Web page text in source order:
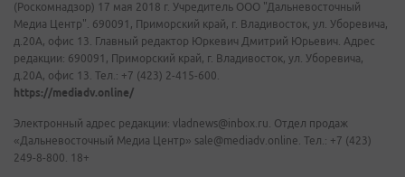
(Роскомнадзор) 17 мая 2018 г. Учредитель ООО "Дальневосточный
Медиа Центр". 690091, Приморский край, г. Владивосток, ул. Уборевича,
д.20А, офис 13. Главный редактор Юркевич Дмитрий Юрьевич. Адрес
редакции: 690091, Приморский край, г. Владивосток, ул. Уборевича,
д.20А, офис 13. Тел.: +7 (423) 2-415-600.
https://mediadv.online/
Электронный адрес редакции: vladnews@inbox.ru. Отдел продаж
«Дальневосточный Медиа Центр» sale@mediadv.online. Тел.: +7 (423)
249-8-800. 18+